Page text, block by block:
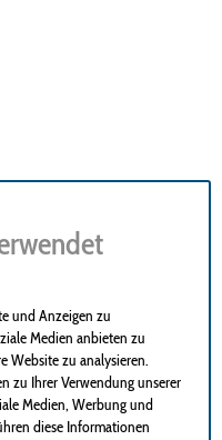
und Anzeigen zu
Medien anbieten zu
Website zu analysieren.
zu Ihrer Verwendung unserer
Medien, Werbung und
diese Informationen